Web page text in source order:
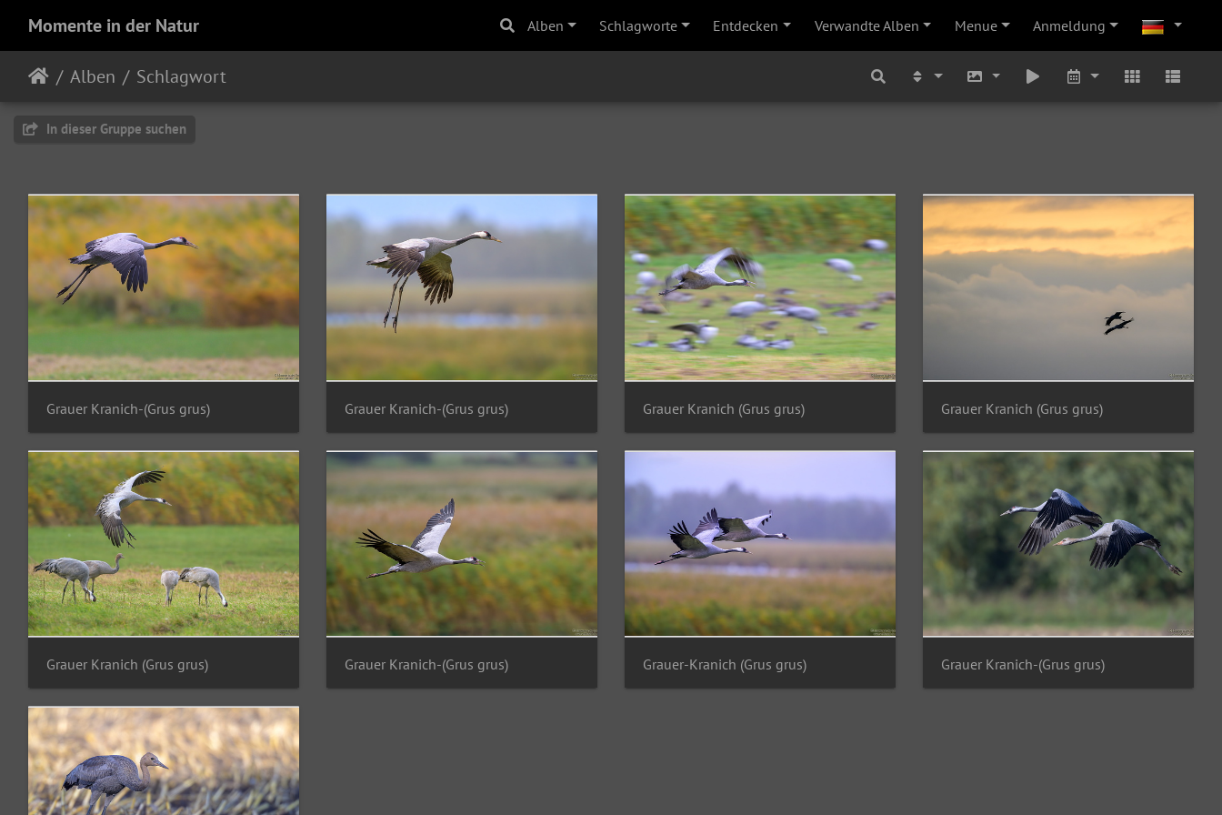
Momente in der Natur Alben Schlagworte Entdecken Verwandte Alben Menue Anmeldung
Alben Schlagwort
In dieser Gruppe suchen
Grauer Kranich-(Grus grus) Grauer Kranich-(Grus grus) Grauer Kranich (Grus grus) Grauer Kranich (Grus grus)
Grauer Kranich (Grus grus) Grauer Kranich-(Grus grus) Grauer-Kranich (Grus grus) Grauer Kranich-(Grus grus)